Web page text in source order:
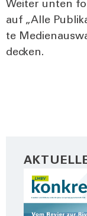
Wei­ter unten
auf „Alle
te
de­cken.